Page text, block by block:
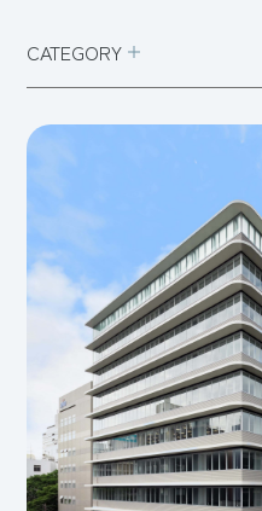
CATEGORY